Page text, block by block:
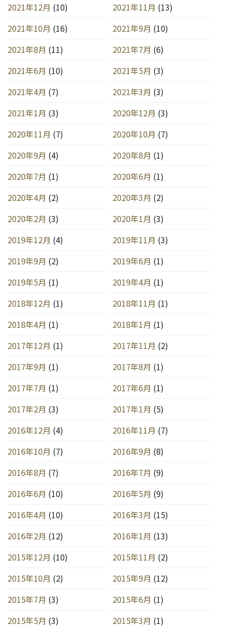
2021年12月 (10) 2021年11月 (13)
2021年10月 (16) 2021年9月 (10)
2021年8月 (11) 2021年7月 (6)
2021年6月 (10) 2021年5月 (3)
2021年4月 (7) 2021年3月 (3)
2021年1月 (3) 2020年12月 (3)
2020年11月 (7) 2020年10月 (7)
2020年9月 (4) 2020年8月 (1)
2020年7月 (1) 2020年6月 (1)
2020年4月 (2) 2020年3月 (2)
2020年2月 (3) 2020年1月 (3)
2019年12月 (4) 2019年11月 (3)
2019年9月 (2) 2019年6月 (1)
2019年5月 (1) 2019年4月 (1)
2018年12月 (1) 2018年11月 (1)
2018年4月 (1) 2018年1月 (1)
2017年12月 (1) 2017年11月 (2)
2017年9月 (1) 2017年8月 (1)
2017年7月 (1) 2017年6月 (1)
2017年2月 (3) 2017年1月 (5)
2016年12月 (4) 2016年11月 (7)
2016年10月 (7) 2016年9月 (8)
2016年8月 (7) 2016年7月 (9)
2016年6月 (10) 2016年5月 (9)
2016年4月 (10) 2016年3月 (15)
2016年2月 (12) 2016年1月 (13)
2015年12月 (10) 2015年11月 (2)
2015年10月 (2) 2015年9月 (12)
2015年7月 (3) 2015年6月 (1)
2015年5月 (3) 2015年3月 (1)